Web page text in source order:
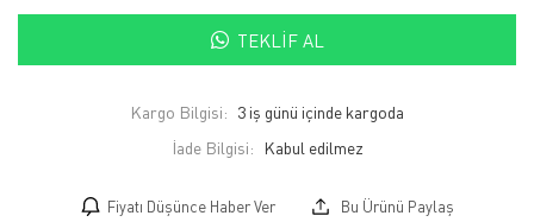
TEKLIF AL
Kargo Bilgisi: 3 iş günü içinde kargoda
İade Bilgisi:
Fiyatı Düşünce Haber Ver Bu Ürünü Paylaş